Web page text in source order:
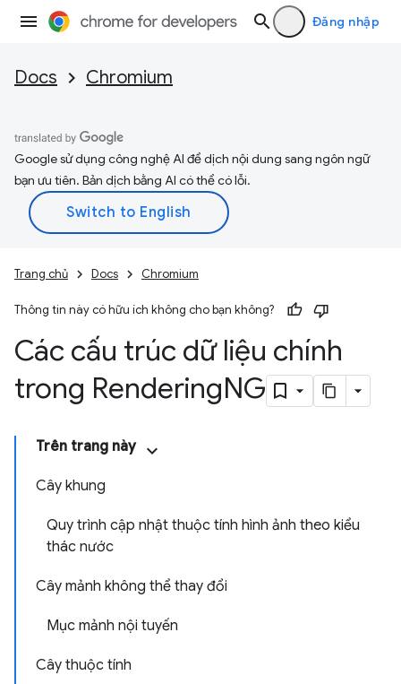
Đăng nhập
Docs Chromium
Google sử dụng công nghệ AI để dịch nội dung sang ngôn ngữ
bạn ưu tiên. Bản dịch bằng AI có thể có lỗi.
Trang chủ Docs Chromium
Thông tin này có hữu ích không cho bạn không?
Các cấu trúc dữ liệu chính
trong RenderingNG
Trên trang này
Cây khung
Quy trình cập nhật thuộc tính hình ảnh theo kiểu
thác nước
Cây mảnh không thể thay đổi
Mục mảnh nội tuyến
Cây thuộc tính